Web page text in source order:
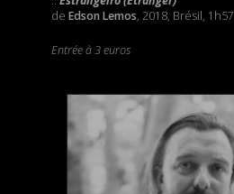
de Edson Lemos, 2018, Brésil, 1h57
Entrée à 3 euros